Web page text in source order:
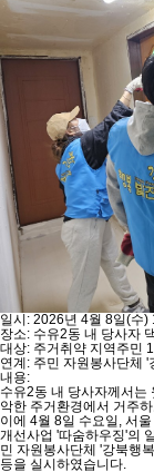
일시: 2026년 4월 8일(수)
장소: 수유2동 내 당사자
대상: 주거취약 지역주민
연계: 주민 자원봉사단체
내용:
수유2동 내 당사자께서는
악한 주거환경에서 거주
이에 4월 8일 수요일, 서
개선사업 '따숨하우징'의
민 자원봉사단체 '강북행
등을 실시하였습니다.